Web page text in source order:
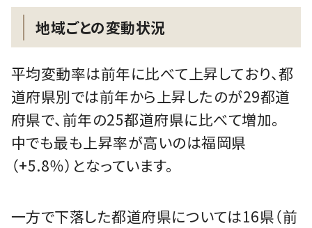
地域ごとの変動状況
平均変動率は前年に比べて上昇しており、都
道府県別では前年から上昇したのが29都道
府県で、前年の25都道府県に比べて増加。
中でも最も上昇率が高いのは福岡県
（+5.8％）となっています。
一方で下落した都道府県については16県（前